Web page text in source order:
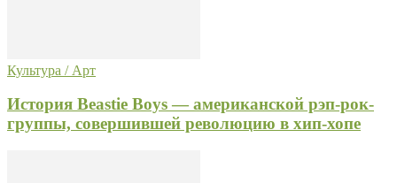
Культура / Арт
История Beastie Boys — американской рэп-рок-
группы, совершившей революцию в хип-хопе